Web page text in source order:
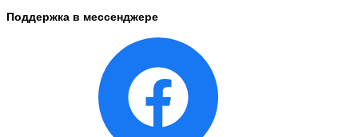
Поддержка в мессенджере